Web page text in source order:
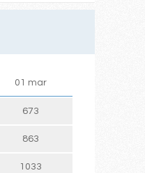
01 mar
673
863
1033